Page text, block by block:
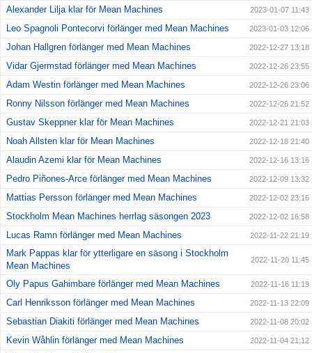
Alexander Lilja klar för Mean Machines 2023-01-07 11:43
Leo Spagnoli Pontecorvi förlänger med Mean Machines 2023-01-03 12:06
Johan Hallgren förlänger med Mean Machines 2022-12-27 13:18
Vidar Gjermstad förlänger med Mean Machines 2022-12-26 23:55
Adam Westin förlänger med Mean Machines 2022-12-26 23:06
Ronny Nilsson förlänger med Mean Machines 2022-12-26 21:52
Gustav Skeppner klar för Mean Machines 2022-12-21 21:03
Noah Allsten klar för Mean Machines 2022-12-18 21:40
Alaudin Azemi klar för Mean Machines 2022-12-16 13:16
Pedro Piñones-Arce förlänger med Mean Machines 2022-12-09 13:32
Mattias Persson förlänger med Mean Machines 2022-12-02 23:16
Stockholm Mean Machines herrlag säsongen 2023 2022-12-02 16:58
Lucas Ramn förlänger med Mean Machines 2022-11-22 21:19
Mark Pappas klar för ytterligare en säsong i Stockholm
Mean Machines
2022-11-20 11:45
Oly Papus Gahimbare förlänger med Mean Machines 2022-11-16 11:19
Carl Henriksson förlänger med Mean Machines 2022-11-13 22:09
Sebastian Diakiti förlänger med Mean Machines 2022-11-08 20:02
Kevin Wåhlin förlänger med Mean Machines 2022-11-04 21:12